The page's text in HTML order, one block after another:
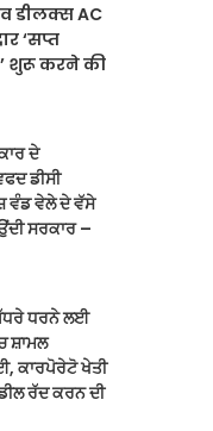
डीलक्स AC
‘सप्त
शुरू करने की
ਦੇ
ਡੀਸੀ
ਵੰਡ ਵੇਲੇ ਦੇ ਵੱਸੇ
ਸਰਕਾਰ –
ਧਰਨੇ ਲਈ
ਸ਼ਾਮਲ
ਕਾਰਪੋਰੇਟੋ ਖੇਤੀ
ਰੱਦ ਕਰਨ ਦੀ